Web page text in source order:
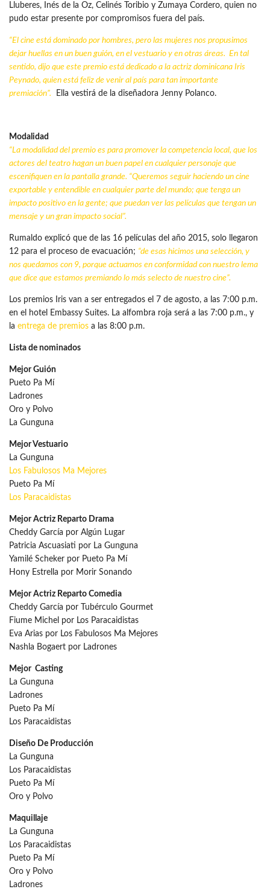
Lluberes, Inés de la Oz, Celinés Toribio y Zumaya Cordero, quien no
pudo estar presente por compromisos fuera del país.
“El cine está dominado por hombres, pero las mujeres nos propusimos
dejar huellas en un buen guión, en el vestuario y en otras áreas. En tal
sentido, dijo que este premio está dedicado a la actriz dominicana Iris
Peynado, quien está feliz de venir al país para tan importante
premiación”. Ella vestirá de la diseñadora Jenny Polanco.
Modalidad
“La modalidad del premio es para promover la competencia local, que los
actores del teatro hagan un buen papel en cualquier personaje que
escenifiquen en la pantalla grande. “Queremos seguir haciendo un cine
exportable y entendible en cualquier parte del mundo; que tenga un
impacto positivo en la gente; que puedan ver las películas que tengan un
mensaje y un gran impacto social”.
Rumaldo explicó que de las 16 películas del año 2015, solo llegaron
12 para el proceso de evacuación; “de esas hicimos una selección, y
nos quedamos con 9, porque actuamos en conformidad con nuestro lema
que dice que estamos premiando lo más selecto de nuestro cine”.
Los premios Iris van a ser entregados el 7 de agosto, a las 7:00 p.m.
en el hotel Embassy Suites. La alfombra roja será a las 7:00 p.m., y
la entrega de premios a las 8:00 p.m.
Lista de nominados
Mejor Guión
Pueto Pa Mí
Ladrones
Oro y Polvo
La Gunguna
Mejor Vestuario
La Gunguna
Los Fabulosos Ma Mejores
Pueto Pa Mí
Los Paracaidistas
Mejor Actriz Reparto Drama
Cheddy García por Algún Lugar
Patricia Ascuasiati por La Gunguna
Yamilé Scheker por Pueto Pa Mí
Hony Estrella por Morir Sonando
Mejor Actriz Reparto Comedia
Cheddy García por Tubérculo Gourmet
Fiume Michel por Los Paracaidistas
Eva Arias por Los Fabulosos Ma Mejores
Nashla Bogaert por Ladrones
Mejor Casting
La Gunguna
Ladrones
Pueto Pa Mí
Los Paracaidistas
Diseño De Producción
La Gunguna
Los Paracaidistas
Pueto Pa Mí
Oro y Polvo
Maquillaje
La Gunguna
Los Paracaidistas
Pueto Pa Mí
Oro y Polvo
Ladrones